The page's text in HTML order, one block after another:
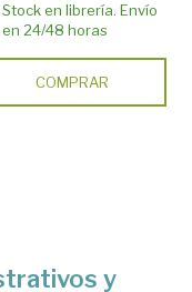
Stock en librería. Envío
en 24/48 horas
COMPRAR
y